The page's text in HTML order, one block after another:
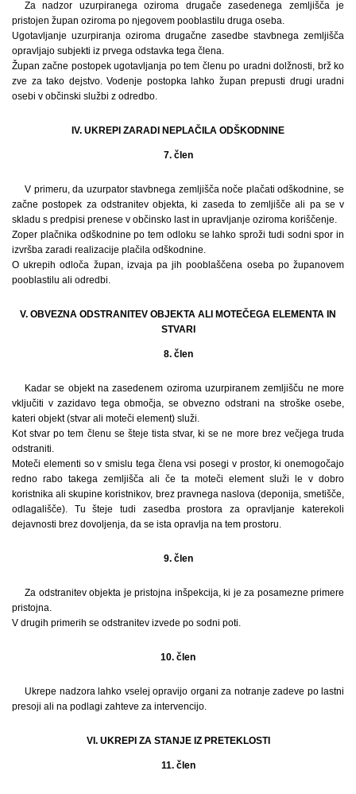
Za nadzor uzurpiranega oziroma drugače zasedenega zemljišča je
pristojen župan oziroma po njegovem pooblastilu druga oseba.
Ugotavljanje uzurpiranja oziroma drugačne zasedbe stavbnega zemljišča
opravljajo subjekti iz prvega odstavka tega člena.
Župan začne postopek ugotavljanja po tem členu po uradni dolžnosti, brž ko
zve za tako dejstvo. Vodenje postopka lahko župan prepusti drugi uradni
osebi v občinski službi z odredbo.
IV. UKREPI ZARADI NEPLAČILA ODŠKODNINE
7. člen
V primeru, da uzurpator stavbnega zemljišča noče plačati odškodnine, se
začne postopek za odstranitev objekta, ki zaseda to zemljišče ali pa se v
skladu s predpisi prenese v občinsko last in upravljanje oziroma koriščenje.
Zoper plačnika odškodnine po tem odloku se lahko sproži tudi sodni spor in
izvršba zaradi realizacije plačila odškodnine.
O ukrepih odloča župan, izvaja pa jih pooblaščena oseba po županovem
pooblastilu ali odredbi.
V. OBVEZNA ODSTRANITEV OBJEKTA ALI MOTEČEGA ELEMENTA IN
STVARI
8. člen
Kadar se objekt na zasedenem oziroma uzurpiranem zemljišču ne more
vključiti v zazidavo tega območja, se obvezno odstrani na stroške osebe,
kateri objekt (stvar ali moteči element) služi.
Kot stvar po tem členu se šteje tista stvar, ki se ne more brez večjega truda
odstraniti.
Moteči elementi so v smislu tega člena vsi posegi v prostor, ki onemogočajo
redno rabo takega zemljišča ali če ta moteči element služi le v dobro
koristnika ali skupine koristnikov, brez pravnega naslova (deponija, smetišče,
odlagališče). Tu šteje tudi zasedba prostora za opravljanje katerekoli
dejavnosti brez dovoljenja, da se ista opravlja na tem prostoru.
9. člen
Za odstranitev objekta je pristojna inšpekcija, ki je za posamezne primere
pristojna.
V drugih primerih se odstranitev izvede po sodni poti.
10. člen
Ukrepe nadzora lahko vselej opravijo organi za notranje zadeve po lastni
presoji ali na podlagi zahteve za intervencijo.
VI. UKREPI ZA STANJE IZ PRETEKLOSTI
11. člen